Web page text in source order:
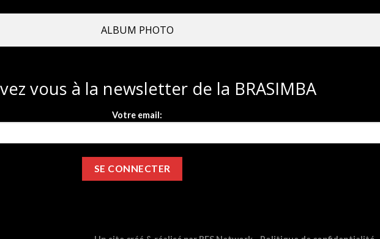
ALBUM PHOTO
vous à la newsletter de la BRASIMBA
Votre email: